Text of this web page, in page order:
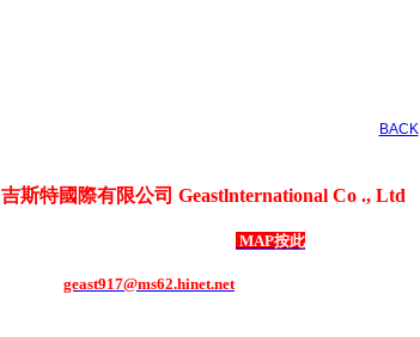
BACK
吉斯特國際有限公司 Geastlnternational Co ., Ltd
MAP按此
geast917@ms62.hinet.net